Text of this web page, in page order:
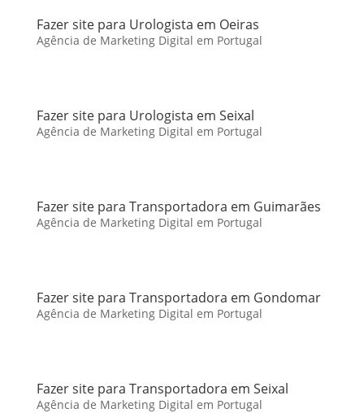
Fazer site para Urologista em Oeiras
Agência de Marketing Digital em Portugal
Fazer site para Urologista em Seixal
Agência de Marketing Digital em Portugal
Fazer site para Transportadora em Guimarães
Agência de Marketing Digital em Portugal
Fazer site para Transportadora em Gondomar
Agência de Marketing Digital em Portugal
Fazer site para Transportadora em Seixal
Agência de Marketing Digital em Portugal